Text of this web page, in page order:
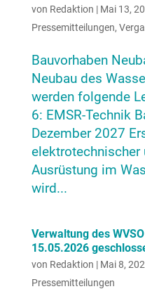
von Redaktion | Mai 13,
Pressemitteilungen,
Bauvorhaben
Neubau des
werden folgende
6: EMSR-Technik
Dezember 2027
elektrotechnischer
Ausrüstung im
wird...
Verwaltung des
15.05.2026
von Redaktion | Mai 8,
Pressemitteilungen